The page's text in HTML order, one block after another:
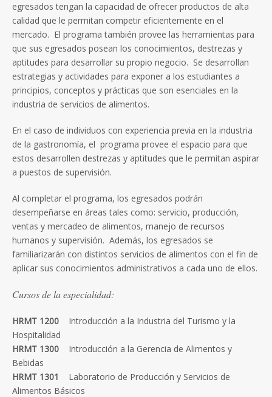
egresados tengan la capacidad de ofrecer productos de alta
calidad que le permitan competir eficientemente en el
mercado. El programa también provee las herramientas para
que sus egresados posean los conocimientos, destrezas y
aptitudes para desarrollar su propio negocio. Se desarrollan
estrategias y actividades para exponer a los estudiantes a
principios, conceptos y prácticas que son esenciales en la
industria de servicios de alimentos.
En el caso de individuos con experiencia previa en la industria
de la gastronomía, el programa provee el espacio para que
estos desarrollen destrezas y aptitudes que le permitan aspirar
a puestos de supervisión.
Al completar el programa, los egresados podrán
desempeñarse en áreas tales como: servicio, producción,
ventas y mercadeo de alimentos, manejo de recursos
humanos y supervisión. Además, los egresados se
familiarizarán con distintos servicios de alimentos con el fin de
aplicar sus conocimientos administrativos a cada uno de ellos.
Cursos de la especialidad:
HRMT 1200 Introducción a la Industria del Turismo y la
Hospitalidad
HRMT 1300 Introducción a la Gerencia de Alimentos y
Bebidas
HRMT 1301 Laboratorio de Producción y Servicios de
Alimentos Básicos